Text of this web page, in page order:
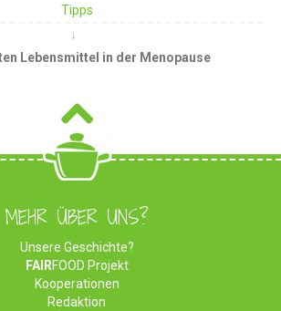
Tipps
Lebensmittel in der Menopause
MEHR ÜBER UNS?
Unsere Geschichte?
FAIRFOOD Projekt
Kooperationen
Redaktion